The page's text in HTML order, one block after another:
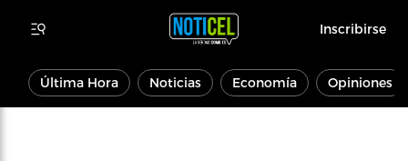
Inscribirse
Última Hora Noticias Economía Opiniones